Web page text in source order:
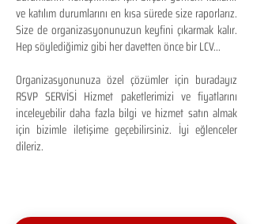
ve katılım durumlarını en kısa sürede size raporlarız.
Size de organizasyonunuzun keyfini çıkarmak kalır.
Hep söylediğimiz gibi her davetten önce bir LCV...
Organizasyonunuza özel çözümler için buradayız
RSVP SERVİSİ Hizmet paketlerimizi ve fiyatlarını
inceleyebilir daha fazla bilgi ve hizmet satın almak
için bizimle iletişime geçebilirsiniz. İyi eğlenceler
dileriz.